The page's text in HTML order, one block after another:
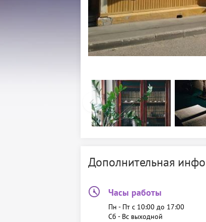
Дополнительная
Часы работы
Пн - Пт c 10:00 до 17:00
Сб - Вс выходной